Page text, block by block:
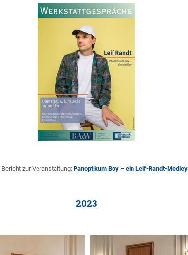
Bericht zur Veranstaltung:Panoptikum Boy – ein Leif-Randt-Medley
2023